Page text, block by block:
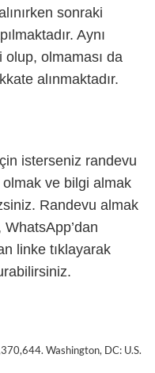
sonraki
Aynı
olmaması da
alınmaktadır.
isterseniz randevu
ve bilgi almak
Randevu almak
linke tıklayarak
Washington, DC: U.S.